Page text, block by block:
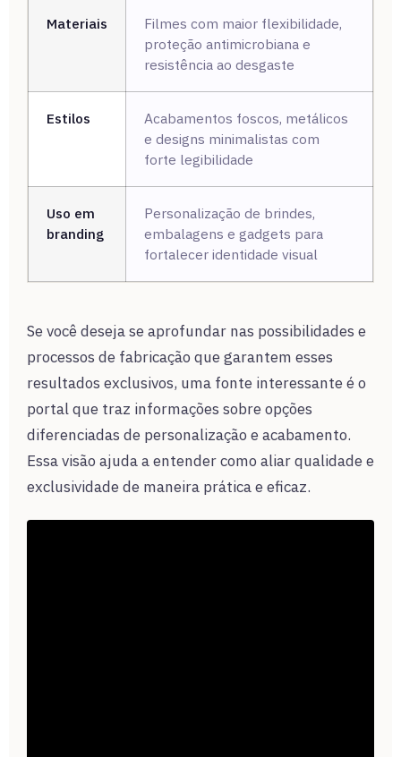
Materiais
Filmes com maior flexibilidade,
proteção antimicrobiana e
resistência ao desgaste
Estilos
Acabamentos foscos, metálicos
e designs minimalistas com
forte legibilidade
Uso em
branding
Personalização de brindes,
embalagens e gadgets para
fortalecer identidade visual
Se você deseja se aprofundar nas possibilidades e
processos de fabricação que garantem esses
resultados exclusivos, uma fonte interessante é o
portal que traz informações sobre opções
diferenciadas de personalização e acabamento.
Essa visão ajuda a entender como aliar qualidade e
exclusividade de maneira prática e eficaz.